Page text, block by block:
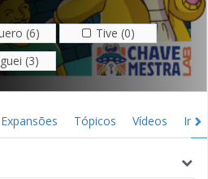
(6)
Tive (0)
(3)
Expansões Tópicos Vídeos